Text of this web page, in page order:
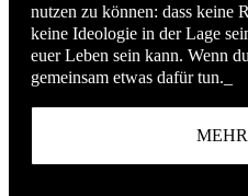
nutzen zu können: dass keine
keine Ideologie in der Lage
euer Leben sein kann. Wenn
gemeinsam etwas dafür tun._